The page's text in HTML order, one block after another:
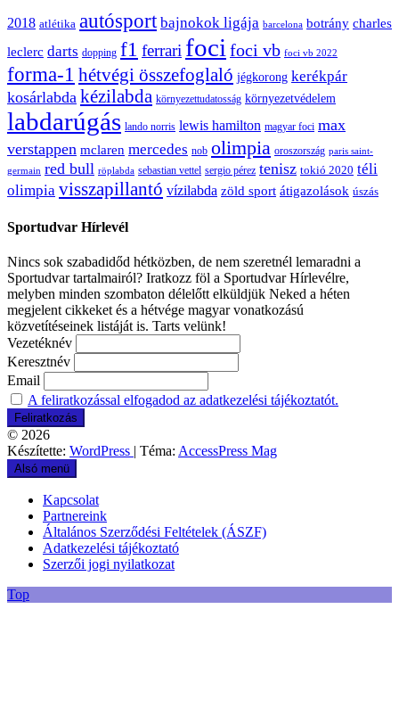
2018 atlétika autósport bajnokok ligája barcelona botrány charles
leclerc darts dopping f1 ferrari foci foci vb foci vb 2022
forma-1 hétvégi összefoglaló jégkorong kerékpár
kosárlabda kézilabda környezettudatosság környezetvédelem
labdarúgás lando norris lewis hamilton magyar foci max
verstappen mclaren mercedes nob olimpia oroszország paris saint-
germain red bull röplabda sebastian vettel sergio pérez tenisz tokió 2020 téli
olimpia visszapillantó vízilabda zöld sport átigazolások úszás
Sportudvar Hírlevél
Nincs sok szabadidőd hétközben, de nem szeretnél lemaradni a
Sportudvar tartalmairól? Iratkozz föl a Sportudvar Hírlevélre,
melyben minden szombaton délelőtt elküldjük Neked a héten
megjelent cikkeket és a hétvége magyar vonatkozású
közvetítéseinek listáját is. Tarts velünk!
Vezetéknév
Keresztnév
Email
A feliratkozással elfogadod az adatkezelési tájékoztatót.
© 2026
Készítette: WordPress | Téma: AccessPress Mag
Alsó menü
Kapcsolat
Partnereink
Általános Szerződési Feltételek (ÁSZF)
Adatkezelési tájékoztató
Szerzői jogi nyilatkozat
Top